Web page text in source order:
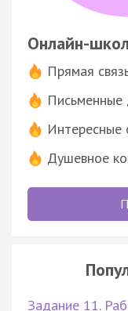
Онлайн-
Прямая
Письменные
Интересные
Душевное
Задание 11.